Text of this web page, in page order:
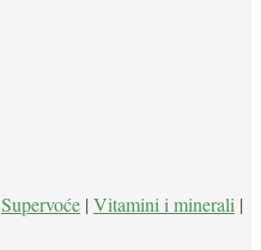
Supervoće | Vitamini i minerali |